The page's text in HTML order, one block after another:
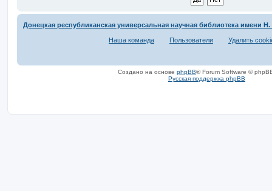
Донецкая республиканская универсальная научная библиотека имени
Удалить
Пользователи
Наша команда
Создано на основе phpBB® Forum Software ©
Русская поддержка phpBB